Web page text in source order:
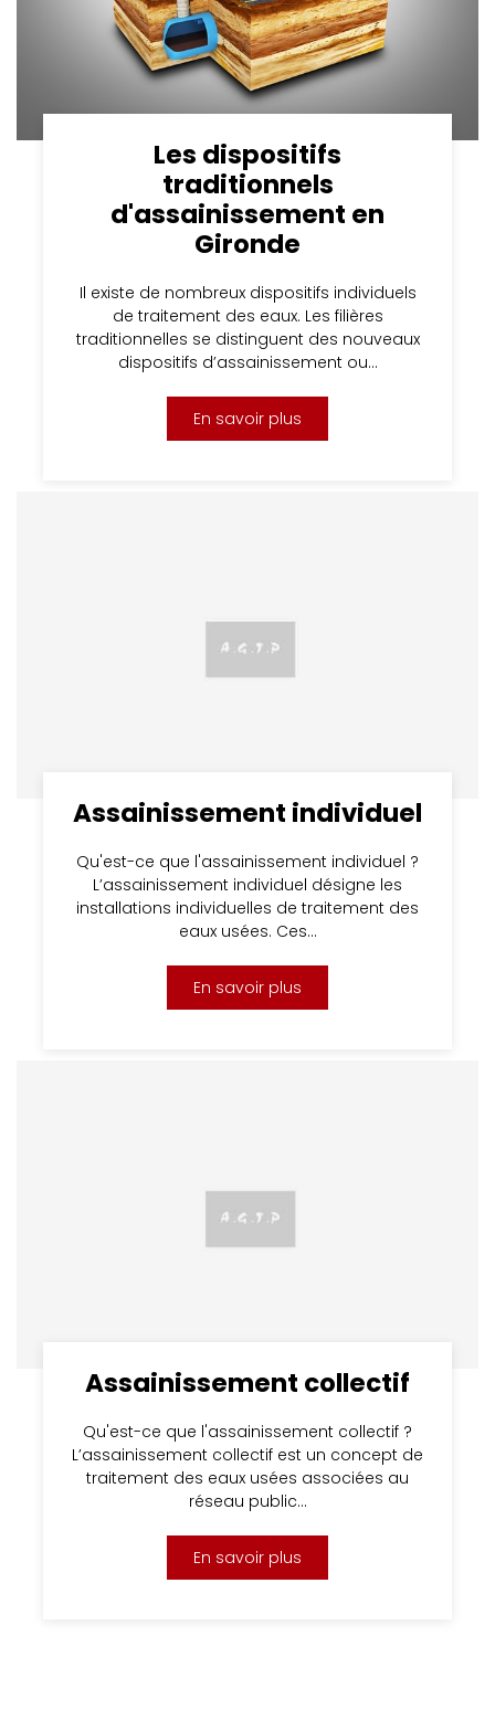
Les dispositifs
traditionnels
d'assainissement en
Gironde
Il existe de nombreux dispositifs individuels
de traitement des eaux. Les filières
traditionnelles se distinguent des nouveaux
dispositifs d’assainissement ou…
En savoir plus
Assainissement individuel
Qu'est-ce que l'assainissement individuel ?
L’assainissement individuel désigne les
installations individuelles de traitement des
eaux usées. Ces…
En savoir plus
Assainissement collectif
Qu'est-ce que l'assainissement collectif ?
L’assainissement collectif est un concept de
traitement des eaux usées associées au
réseau public…
En savoir plus